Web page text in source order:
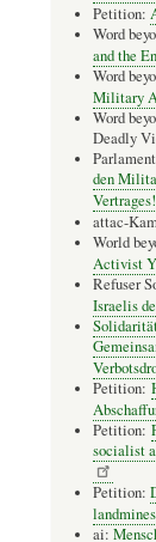
Petition:
Word
and the
Word
Military
Word
Deadly
den
Vertrages!
attac-
World
Activist
Refuser
Israelis
Petition:
Petition:
socialist
Petition:
landmines
ai: